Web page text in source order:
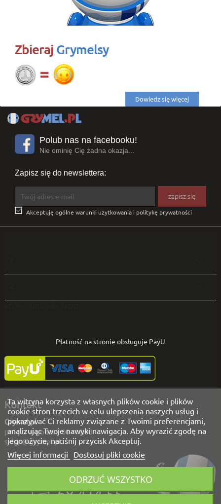
Zbieraj Grymelsy
Dowiedz się więcej
Polub nas na facebooku!
Nie ominię Cię żadna okazja...
Zapisz się do newslettera:
 Akceptuję ogólne warunki użytkowania i politykę prywatności
Ta witryna korzysta z własnych plików cookie i plików
cookie stron trzecich w celu ulepszenia naszych usług i
pokazywać Ci reklamy związane z Twoimi preferencjami,
analizując Twoje nawyki nawigacja. Aby wyrazić zgodę na
jego użycie, naciśnij przycisk Akceptuj.
Więcej informacji
Dostosuj pliki cookie
ODRZUĆ WSZYSTKO
Płatność na stronie obsługuje PayU
Kontakt
Grymel.pl
pn.-pt. w godz. 9:00 - 16:00
sklep@grymel.pl
Masz pytania?
Zadzwoń!
68 414 55